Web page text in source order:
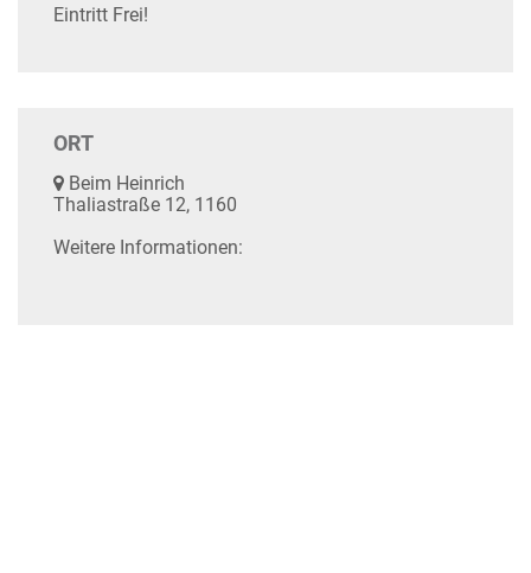
Eintritt Frei!
ORT
Beim Heinrich
Thaliastraße 12, 1160
Weitere Informationen: